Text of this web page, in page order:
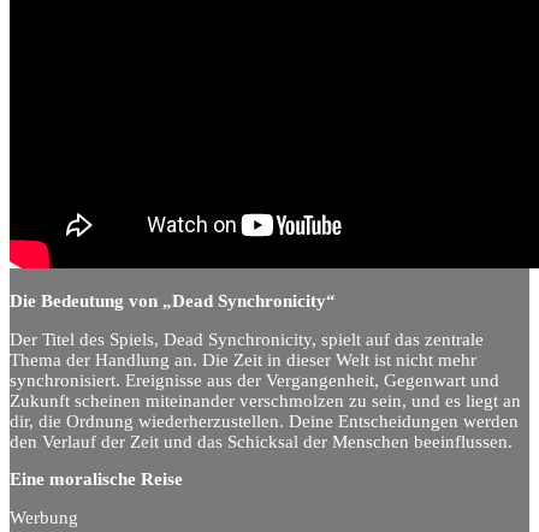
Die Bedeutung von „Dead Synchronicity“
Der Titel des Spiels, Dead Synchronicity, spielt auf das zentrale
Thema der Handlung an. Die Zeit in dieser Welt ist nicht mehr
synchronisiert. Ereignisse aus der Vergangenheit, Gegenwart und
Zukunft scheinen miteinander verschmolzen zu sein, und es liegt an
dir, die Ordnung wiederherzustellen. Deine Entscheidungen werden
den Verlauf der Zeit und das Schicksal der Menschen beeinflussen.
Eine moralische Reise
Werbung